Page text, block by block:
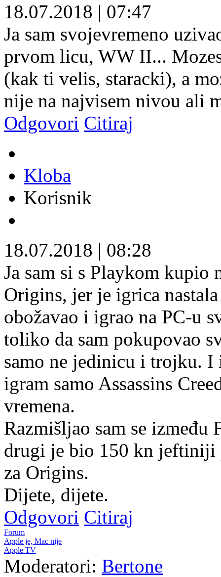
18.07.2018 | 07:47
Ja sam svojevremeno
prvom licu, WW II...
(kak ti velis, staracki), a
nije na najvisem nivou ali
Odgovori Citiraj
Kloba
Korisnik
18.07.2018 | 08:28
Ja sam si s Playkom kupio
Origins, jer je igrica
obožavao i igrao na PC-u
toliko da sam pokupovao
samo ne jedinicu i trojku.
igram samo Assassins
vremena.
Razmišljao sam se
drugi je bio 150 kn jeftiniji
za Origins.
Dijete, dijete.
Odgovori Citiraj
Forum
Apple je, Mac nije
Apple TV
Moderatori: Bertone